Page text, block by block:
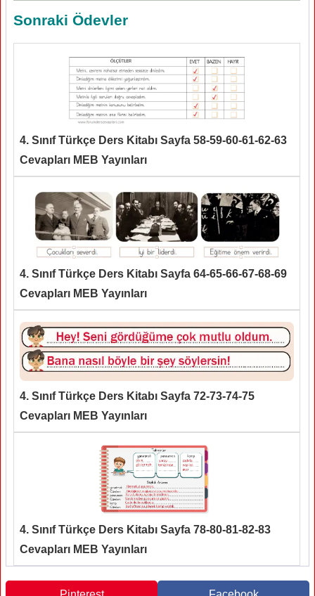
Sonraki Ödevler
4. Sınıf Türkçe Ders Kitabı Sayfa 58-59-60-61-62-63
Cevapları MEB Yayınları
4. Sınıf Türkçe Ders Kitabı Sayfa 64-65-66-67-68-69
Cevapları MEB Yayınları
4. Sınıf Türkçe Ders Kitabı Sayfa 72-73-74-75
Cevapları MEB Yayınları
4. Sınıf Türkçe Ders Kitabı Sayfa 78-80-81-82-83
Cevapları MEB Yayınları